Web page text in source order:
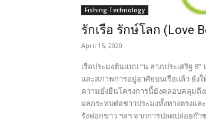
Fishing Technology
รักเรือ รักษ์โลก (Love
April 15, 2020
เรือประมงต้นแบบ “น ลาภประเสริฐ
และสภาพการอยู่อาศัยบนเรือแล้ว ยั
ความยั่งยืนโครงการนี้ยังคลอบคลุมถึ
ผลกระทบต่อชาวประมงทั้งทางตรงแ
รังฟอกขาว ฯลฯ จากการปลดปล่อยก๊า